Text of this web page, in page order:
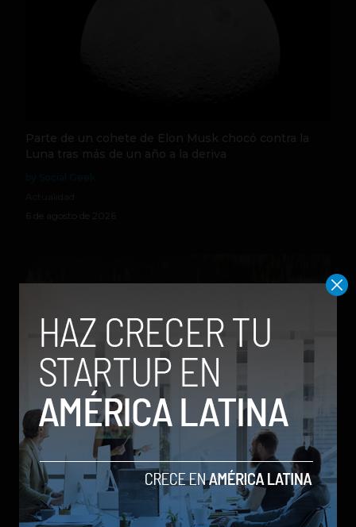
Parte de un cohete de Elon Musk chocó contra la
Luna tras más de un año a la deriva
6 de agosto de 2026
Qwen 3.8-Max, la nueva IA de Alibaba que desafía a
los modelos más poderosos
by Sergio Ramos
Actualidad
5 de agosto de 2026